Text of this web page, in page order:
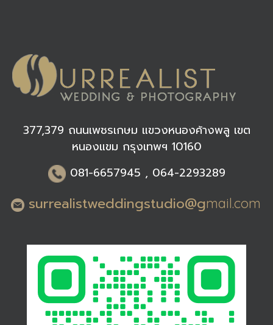
377,379 ถนนเพชรเกษม แขวงหนองค้างพลู เขต
หนองแขม กรุงเทพฯ 10160
081-6657945 , 064-2293289
surrealistweddingstudio@gmail.com